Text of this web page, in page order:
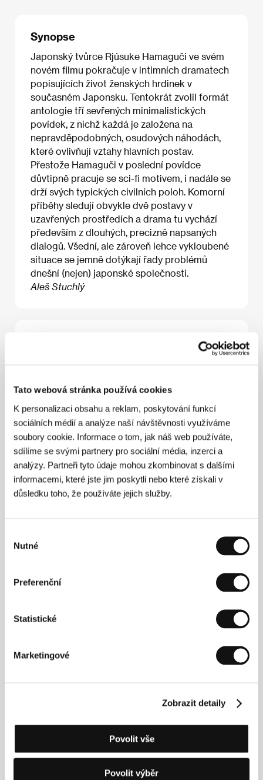
Tato webová stránka používá cookies
K personalizaci obsahu a reklam, poskytování funkcí
sociálních médií a analýze naší návštěvnosti využíváme
soubory cookie. Informace o tom, jak náš web používáte,
sdílíme se svými partnery pro sociální média, inzerci a
analýzy. Partneři tyto údaje mohou zkombinovat s dalšími
informacemi, které jste jim poskytli nebo které získali v
důsledku toho, že používáte jejich služby.
souhlasu
Nutné
Preferenční
Statistické
Marketingové
Zobrazit detaily
Povolit vše
Povolit výběr
Synopse
Japonský tvůrce Rjúsuke Hamaguči ve svém
novém filmu pokračuje v intimních dramatech
popisujících život ženských hrdinek v
současném Japonsku. Tentokrát zvolil formát
antologie tří sevřených minimalistických
povídek, z nichž každá je založena na
nepravděpodobných, osudových náhodách,
které ovlivňují vztahy hlavních postav.
Přestože Hamaguči v poslední povídce
důvtipně pracuje se sci-fi motivem, i nadále se
drží svých typických civilních poloh. Komorní
příběhy sledují obvykle dvě postavy v
uzavřených prostředích a drama tu vychází
především z dlouhých, precizně napsaných
dialogů. Všední, ale zároveň lehce vykloubené
situace se jemně dotýkají řady problémů
dnešní (nejen) japonské společnosti.
Aleš Stuchlý
Ryûsuke Hamaguchi / Scénář
Hamaguchi/ KameraYukiko Iioka/ Hudba
Schumann / StřihRyûsuke Hamaguchi/ Producent
Satoshi Takata
/ Výroba Neopa Inc., Fictive LLC/
HrajíKotone Furukawa, Ayumu Nakajima, Hyunri,
Kiyohiko Shibukawa, Katsuki Mori, Shouma Kai,
Fusako Urabe/ Sales m-appeal world sales UG
(1978, Kanagawa, Japonsko).
Happî awâ(Happy Hour
Netemo sametemo(Asako I & II, 2018),Kolo štěstěny
, 2021),
, 2021).